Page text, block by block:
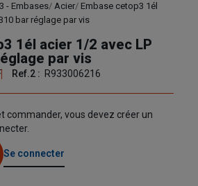
- Embases Acier Embase cetop3 1él
bar réglage par vis
1él acier 1/2 avec LP
par vis
Ref.2 : R933006216
commander, vous devez créer un
Se connecter